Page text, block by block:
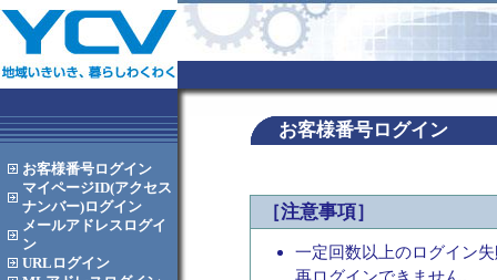
お客様番号ログイン
マイページID(アクセス
ナンバー)ログイン
メールアドレス ログイ
ン
URL ログイン
お客様番号ログイン
［注意事項］
一定回数以上のログイン
再ログインできません。